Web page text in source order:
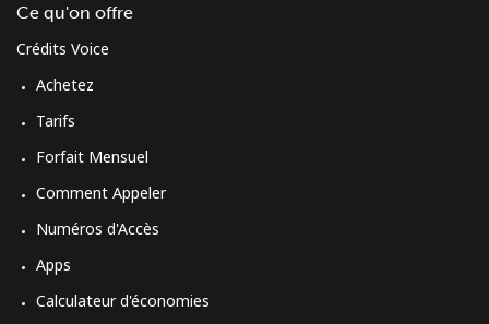
Ce qu'on offre
Crédits Voice
Achetez
Tarifs
Forfait Mensuel
Comment Appeler
Numéros d'Accès
Apps
Calculateur d'économies